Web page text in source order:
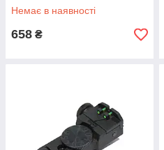
Немає в наявності
658 ₴